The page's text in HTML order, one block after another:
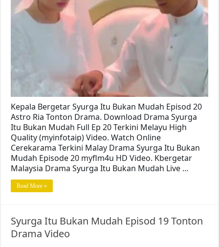
Kepala Bergetar Syurga Itu Bukan Mudah Episod 20
Astro Ria Tonton Drama. Download Drama Syurga
Itu Bukan Mudah Full Ep 20 Terkini Melayu High
Quality (myinfotaip) Video. Watch Online
Cerekarama Terkini Malay Drama Syurga Itu Bukan
Mudah Episode 20 myflm4u HD Video. Kbergetar
Malaysia Drama Syurga Itu Bukan Mudah Live …
Read More »
Syurga Itu Bukan Mudah Episod 19 Tonton
Drama Video